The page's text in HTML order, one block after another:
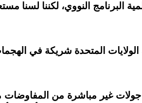
"أجرينا 5 جولات غير مباشرة من